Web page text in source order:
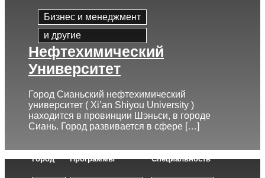
Бизнес и менеджмент
и другие
Нефтехимический
Университет
Город Сианьский нефтехимический
университет ( Xi’an Shiyou University )
находится в провинции Шэньси, в городе
Сиань. Город развивается в сфере […]
Город Программы Cпециальность